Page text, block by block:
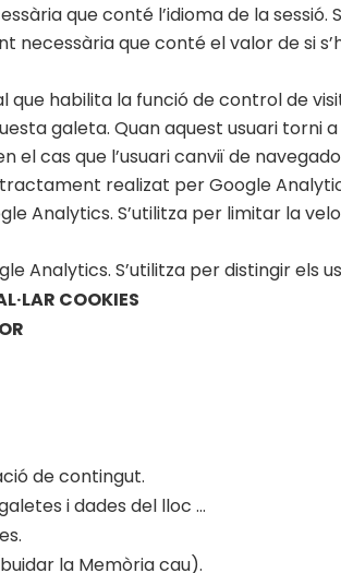
que conté l’idioma de la sessió.
necessària que conté el valor de si
que habilita la funció de control de
galeta. Quan aquest usuari
el cas que l’usuari canviï de
realizat per Google
Analytics. S’utilitza per limitar la
Analytics. S’utilitza per distingir els
COOKIES
de contingut.
i dades del lloc …
la Memòria cau).